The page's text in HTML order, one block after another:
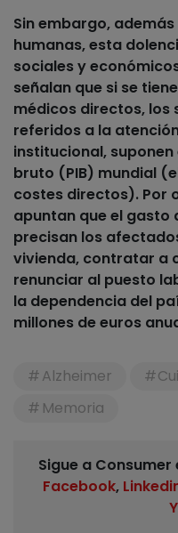
Sin embargo,
humanas, esta
sociales y
señalan que si se
médicos directos, los
referidos a la
institucional,
bruto (PIB) mundial
costes directos). Por
apuntan que el gasto
precisan los
vivienda, contratar a
renunciar al puesto
la dependencia del
millones de euros
Alzheimer
Memoria
Sigue a Consumer
Facebook,